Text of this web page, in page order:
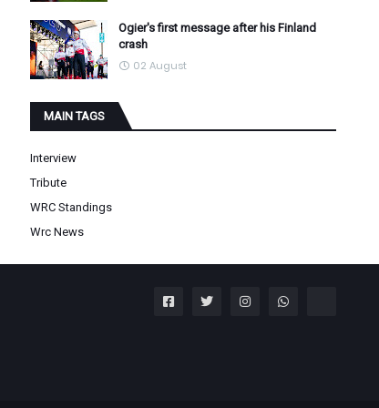
Ogier's first message after his Finland
crash
02 August
MAIN TAGS
Interview
Tribute
WRC Standings
Wrc News